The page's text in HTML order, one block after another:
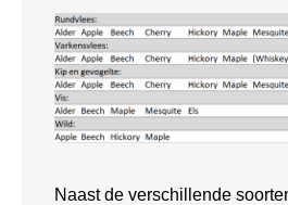
Naast de verschillende